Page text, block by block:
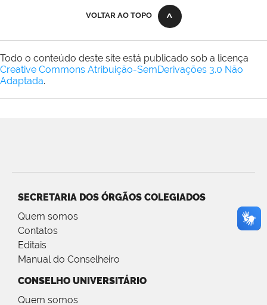
VOLTAR AO TOPO
Todo o conteúdo deste site está publicado sob a licença
Creative Commons Atribuição-SemDerivações 3.0 Não
Adaptada.
SECRETARIA DOS ÓRGÃOS COLEGIADOS
Quem somos
Contatos
Editais
Manual do Conselheiro
CONSELHO UNIVERSITÁRIO
Quem somos